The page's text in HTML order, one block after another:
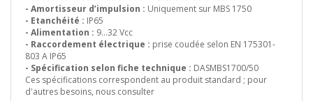
- Amortisseur d’impulsion : Uniquement sur MBS 1750
- Etanchéité : IP65
- Alimentation : 9…32 Vcc
- Raccordement électrique : prise coudée selon EN 175301-
803 A IP65
- Spécification selon fiche technique : DASMBS1700/50
Ces spécifications correspondent au produit standard ; pour
d'autres besoins, nous consulter